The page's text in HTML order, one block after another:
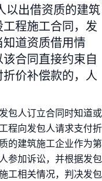
以出借资质的建筑
程施工合同，发
道资质借用情
合同直接约束自
价补偿款的，人
包人订立合同时知道或
程向发包人请求支付折
的建筑施工企业作为第
参加诉讼，并根据发包
工相关情况，判决发包